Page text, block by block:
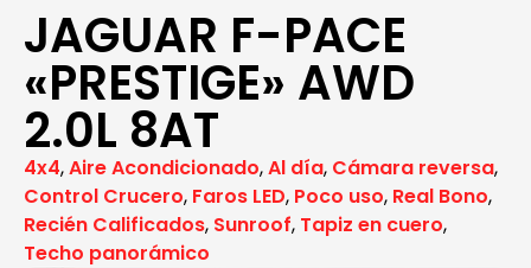
JAGUAR F-PACE
«PRESTIGE» AWD
2.0L 8AT
4x4,Aire Acondicionado,Al día, Cámara reversa,
Control Crucero, Faros LED, Poco uso, Real Bono,
Recién Calificados, Sunroof, Tapiz en cuero,
Techo panorámico